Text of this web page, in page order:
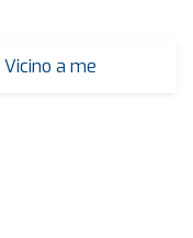
Vicino a me